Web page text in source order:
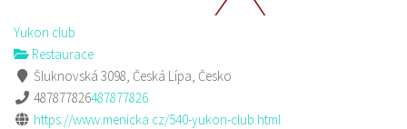
Yukon club
Restaurace
Šluknovská 3098, Česká Lípa, Česko
487877826487877826
https://www.menicka.cz/540-yukon-club.html